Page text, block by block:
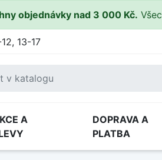
objednávky nad 3 000 Kč.
13-17
A
DOPRAVA A
PLATBA